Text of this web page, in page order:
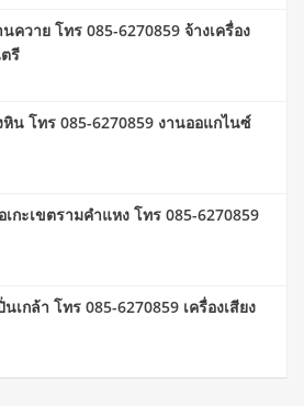
ควาย โทร 085-6270859 จ้างเครื่อง
รี
หิน โทร 085-6270859 งานออแกไนซ์
เกะเขตรามคำแหง โทร 085-6270859
นเกล้า โทร 085-6270859 เครื่องเสียง